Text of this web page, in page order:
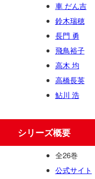
車 だん吉
鈴木瑞穂
長門 勇
飛鳥裕子
高木 均
高橋長英
鮎川 浩
シリーズ概要
全26巻
公式サイト